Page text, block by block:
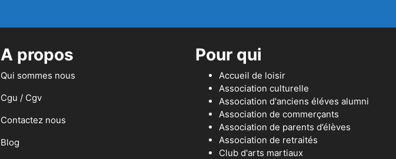
A propos
Qui sommes nous
Cgu / Cgv
Contactez nous
Blog
Pour qui
Accueil de loisir
Association culturelle
Association d'anciens éléves alumni
Association de commerçants
Association de parents d’élèves
Association de retraités
Club d'arts martiaux